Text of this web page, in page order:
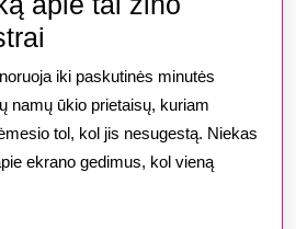
ekranas
temsta
ar
mirgsi?
iki paskutinės minutės
namų ūkio prietaisų, kuriam
tol, kol jis nesugestą. Niekas
ekrano gedimus, kol vieną